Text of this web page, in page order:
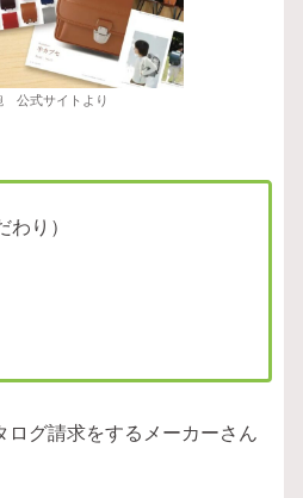
公式サイトより
わり）
ログ請求をするメーカーさん